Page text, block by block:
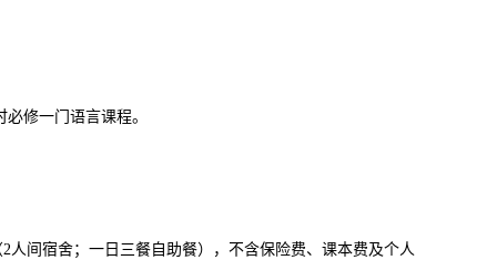
修一门语言课程。
间宿舍；一日三餐自助餐），不含保险费、课本费及个人